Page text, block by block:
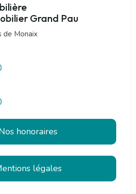
Grand Pau
de Monaix
honoraires
légales